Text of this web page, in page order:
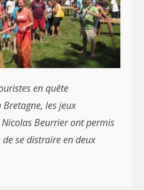
en quête
Bretagne, les jeux
Beurrier ont permis
se distraire en deux